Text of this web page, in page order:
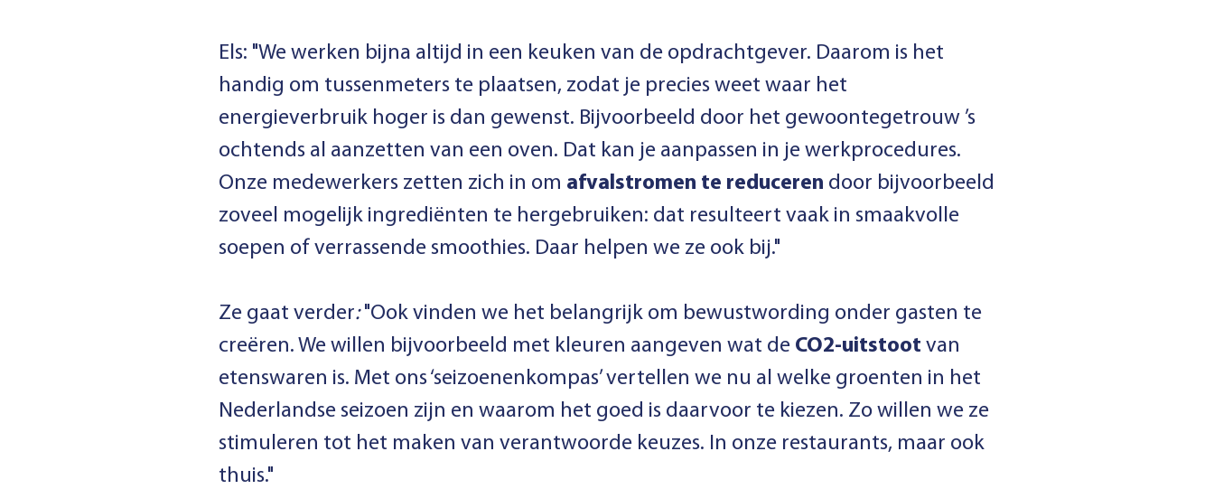
Els: "We werken bijna altijd in een keuken van de opdrachtgever. Daarom is het
handig om tussenmeters te plaatsen, zodat je precies weet waar het
energieverbruik hoger is dan gewenst. Bijvoorbeeld door het gewoontegetrouw ’s
ochtends al aanzetten van een oven. Dat kan je aanpassen in je werkprocedures.
Onze medewerkers zetten zich in om afvalstromen te reduceren door bijvoorbeeld
zoveel mogelijk ingrediënten te hergebruiken: dat resulteert vaak in smaakvolle
soepen of verrassende smoothies. Daar helpen we ze ook bij."
Ze gaat verder:"Ook vinden we het belangrijk om bewustwording onder gasten te
creëren. We willen bijvoorbeeld met kleuren aangeven wat de CO2-uitstoot van
etenswaren is. Met ons ‘seizoenenkompas’ vertellen we nu al welke groenten in het
Nederlandse seizoen zijn en waarom het goed is daarvoor te kiezen. Zo willen we ze
stimuleren tot het maken van verantwoorde keuzes. In onze restaurants, maar ook
thuis."